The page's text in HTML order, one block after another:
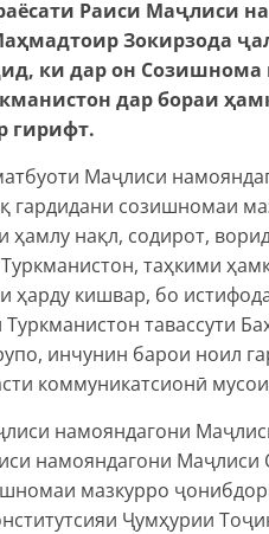
Раиси Маҷлиси
Зокирзода
ки дар он
дар бораи
гирифт.
Маҷлиси
гардидани созишномаи
ҳамлу нақл, содирот,
таҳкими
ҳарду кишвар, бо
тавассути
инчунин барои ноил
коммуникатсионӣ
намояндагони
намояндагони
мазкурро
Ҷумҳурии